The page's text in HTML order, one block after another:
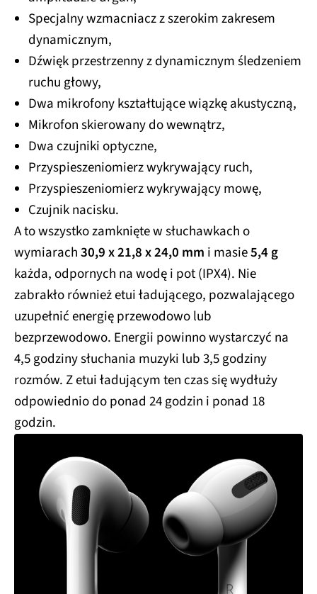
Specjalny wzmacniacz z szerokim zakresem
dynamicznym,
Dźwięk przestrzenny z dynamicznym śledzeniem
ruchu głowy,
Dwa mikrofony kształtujące wiązkę akustyczną,
Mikrofon skierowany do wewnątrz,
Dwa czujniki optyczne,
Przyspieszen­io­mierz wykrywający ruch,
Przyspieszen­io­mierz wykrywający mowę,
Czujnik nacisku.
A to wszystko zamknięte w słuchawkach o
wymiarach30,9 x 21,8 x 24,0 mm i masie5,4 g
każda, odpornych na wodę i pot (IPX4). Nie
zabrakło również etui ładującego, pozwalającego
uzupełnić energię przewodowo lub
bezprzewodowo. Energii powinno wystarczyć na
4,5 godziny słuchania muzyki lub 3,5 godziny
rozmów. Z etui ładującym ten czas się wydłuży
odpowiednio do ponad 24 godzin i ponad 18
godzin.